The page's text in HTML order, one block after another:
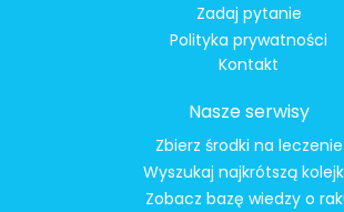
Zadaj pytanie
Polityka prywatności
Kontakt
Nasze serwisy
Zbierz środki na leczenie
Wyszukaj najkrótszą
Zobacz bazę wiedzy o